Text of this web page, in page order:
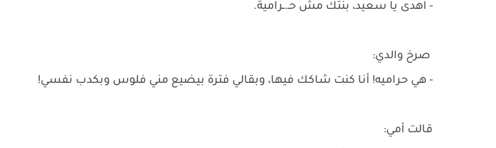
- اهدى يا سعيد، بنتك مش حـ.ـرامية.
صرخ والدي:
- هي حراميه! أنا كنت شاكك فيها، وبقالي فترة بيضيع مني فلوس وبكدب نفسي!
قالت أمي: